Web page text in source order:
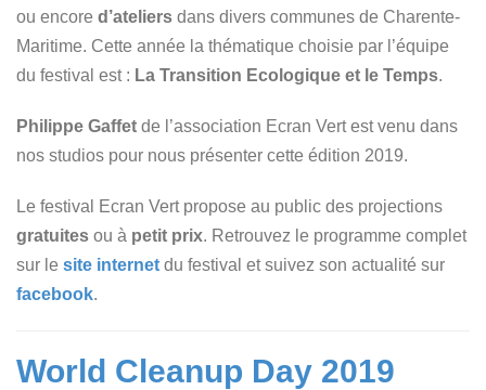
ou encore d’ateliers dans divers communes de Charente-
Maritime. Cette année la thématique choisie par l’équipe
du festival est : La Transition Ecologique et le Temps.
Philippe Gaffet de l’association Ecran Vert est venu dans
nos studios pour nous présenter cette édition 2019.
Le festival Ecran Vert propose au public des projections
gratuites ou à petit prix. Retrouvez le programme complet
sur le site internet du festival et suivez son actualité sur
facebook.
World Cleanup Day 2019